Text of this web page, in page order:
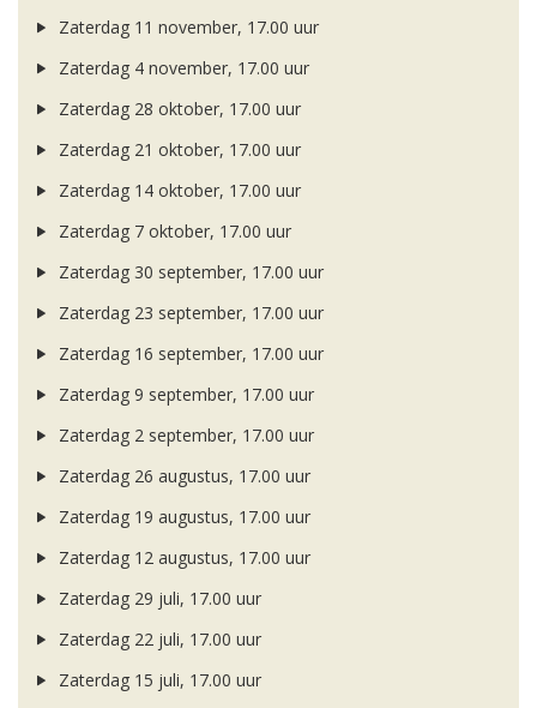
Zaterdag 11 november, 17.00 uur
Zaterdag 4 november, 17.00 uur
Zaterdag 28 oktober, 17.00 uur
Zaterdag 21 oktober, 17.00 uur
Zaterdag 14 oktober, 17.00 uur
Zaterdag 7 oktober, 17.00 uur
Zaterdag 30 september, 17.00 uur
Zaterdag 23 september, 17.00 uur
Zaterdag 16 september, 17.00 uur
Zaterdag 9 september, 17.00 uur
Zaterdag 2 september, 17.00 uur
Zaterdag 26 augustus, 17.00 uur
Zaterdag 19 augustus, 17.00 uur
Zaterdag 12 augustus, 17.00 uur
Zaterdag 29 juli, 17.00 uur
Zaterdag 22 juli, 17.00 uur
Zaterdag 15 juli, 17.00 uur